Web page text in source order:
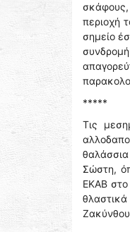
σκάφους,
περιοχή
σημείο
*****
Τις
Σώστη,
ΕΚΑΒ στο